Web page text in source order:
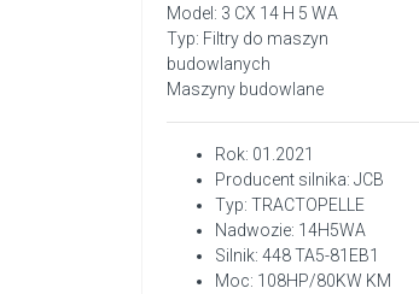
Model: 3 CX 14 H 5 WA
Typ: Filtry do maszyn
budowlanych
Maszyny budowlane
Rok: 01.2021
Producent silnika: JCB
Typ: TRACTOPELLE
Nadwozie: 14H5WA
Silnik: 448 TA5-81EB1
Moc: 108HP/80KW KM